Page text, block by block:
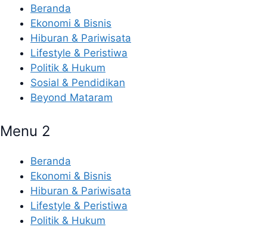
Beranda
Ekonomi & Bisnis
Hiburan & Pariwisata
Lifestyle & Peristiwa
Politik & Hukum
Sosial & Pendidikan
Beyond Mataram
Menu 2
Beranda
Ekonomi & Bisnis
Hiburan & Pariwisata
Lifestyle & Peristiwa
Politik & Hukum